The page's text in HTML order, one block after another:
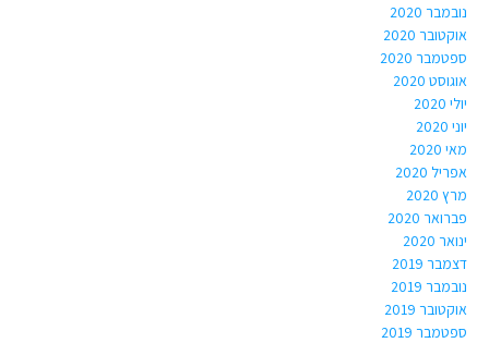
נובמבר 2020
אוקטובר 2020
ספטמבר 2020
אוגוסט 2020
יולי 2020
יוני 2020
מאי 2020
אפריל 2020
מרץ 2020
פברואר 2020
ינואר 2020
דצמבר 2019
נובמבר 2019
אוקטובר 2019
ספטמבר 2019